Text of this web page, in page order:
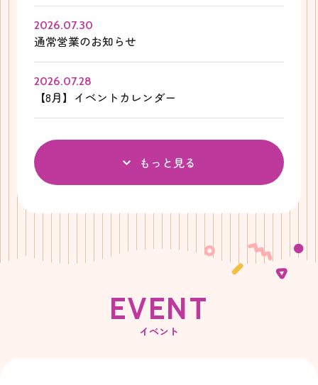
2026.07.30
通常営業のお知らせ
2026.07.28
【8月】イベントカレンダー
もっと見る
EVENT
イベント